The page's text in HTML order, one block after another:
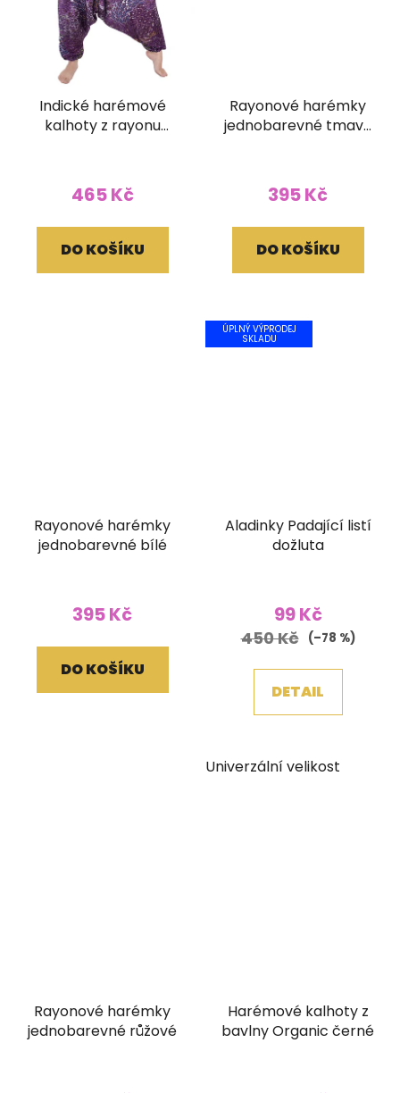
Indické harémové
kalhoty z rayonu
465 Kč
DO KOŠÍKU
Rayonové harémky
jednobarevné tmavě
395 Kč
DO KOŠÍKU
Rayonové harémky
jednobarevné bílé
395 Kč
DO KOŠÍKU
ÚPLNÝ VÝPRODEJ
SKLADU
Aladinky Padající listí
dožluta
99 Kč
450 Kč (–78 %)
DETAIL
Univerzální velikost
Rayonové harémky
jednobarevné růžové
Harémové kalhoty z
bavlny Organic černé